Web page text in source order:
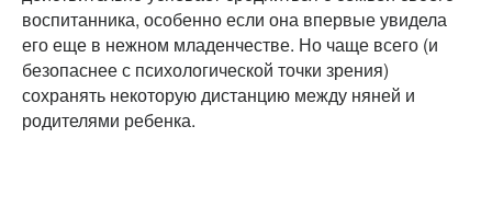
воспитанника, особенно если она впервые увидела
его еще в нежном младенчестве. Но чаще всего (и
безопаснее с психологической точки зрения)
сохранять некоторую дистанцию между няней и
родителями ребенка.